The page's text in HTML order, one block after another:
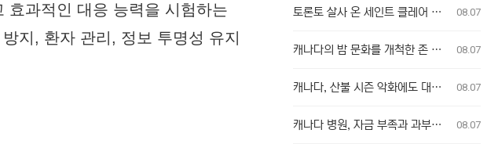
효과적인 대응 능력을 시험하는
지, 환자 관리, 정보 투명성 유지
토론토 살사 온 세인트 클레어 총격 사건, 용의자 체포 발표 예정 08.07
캐나다의 밤 문화를 개척한 존 쿡, ‘즐거움의 왕’으로 추모받다 08.07
캐나다, 산불 시즌 악화에도 대비 부족... 새로운 접근법 필요 08.07
캐나다 병원, 자금 부족과 과부하로 환자 치료 차질…노조 "대책 마련 시급" 08.07